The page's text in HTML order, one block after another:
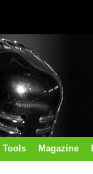
Tools Magazine